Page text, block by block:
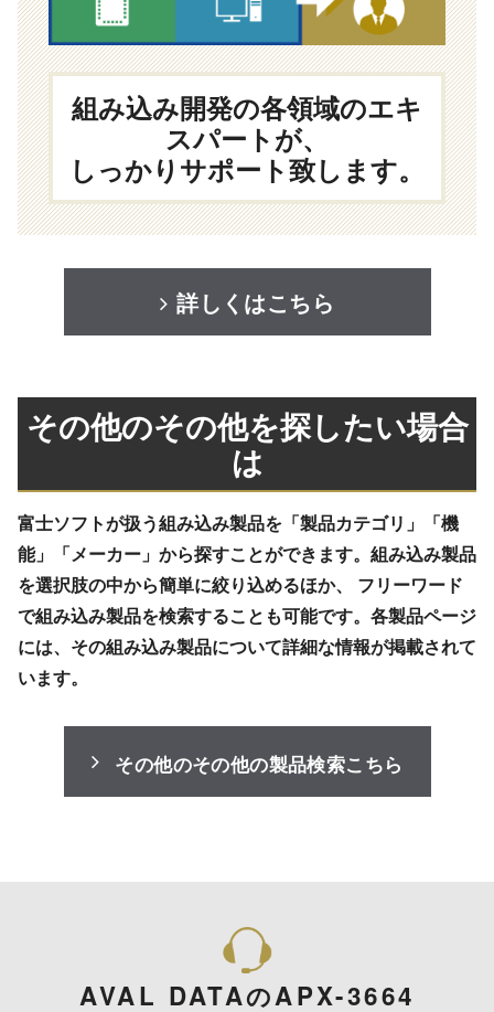
組み込み開発の各領域のエキ
スパートが、
しっかりサポート致します。
詳しくはこちら
その他のその他を探したい場合
は
富士ソフトが扱う組み込み製品を「製品カテゴリ」「機
能」「メーカー」から探すことができます。組み込み製品
を選択肢の中から簡単に絞り込めるほか、 フリーワード
で組み込み製品を検索することも可能です。各製品ページ
には、その組み込み製品について詳細な情報が掲載されて
います。
その他のその他の製品検索こちら
AVAL DATAのAPX-3664